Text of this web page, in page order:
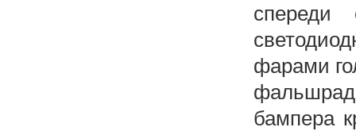
спереди
фарами
бампера